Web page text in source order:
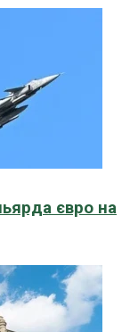
євро на